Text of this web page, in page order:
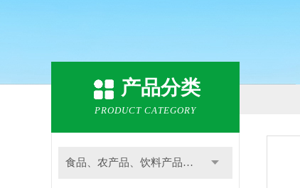
产品分类
PRODUCT CATEGORY
食品、农产品、饮料产品检测